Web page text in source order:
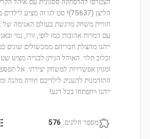
הצטרפו להרפתקה ססגונית עם אוהל
עם דמויות אהובות כמו לופי, זורו, נמי
ייהנו מהצלת חבריהם ממכשולים שונים
וכלוב תלוי. האוהל הניתן לבנייה מציע
ומגוון אפשרויות למשחק יצירתי. אל
ההזדמנות להעניק לילדיכם חוויה מהנה
ייהנו ויתפתחו בכל רגע!
מספר חלקים:
576